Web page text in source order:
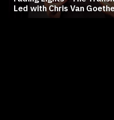
Led with Chris Van